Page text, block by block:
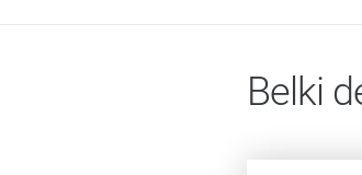
Belki